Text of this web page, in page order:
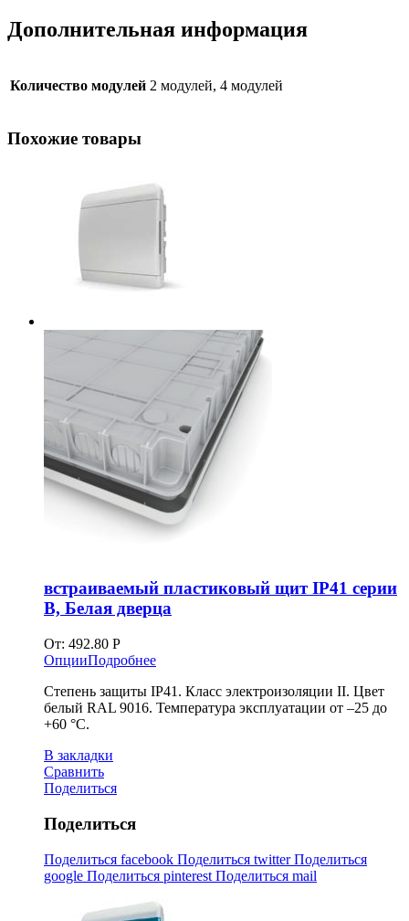
Дополнительная информация
Количество модулей 2 модулей, 4 модулей
Похожие товары
встраиваемый пластиковый щит IP41 серии
B, Белая дверца
От: 492.80 Р
ОпцииПодробнее
Степень защиты IP41. Класс электроизоляции II. Цвет
белый RAL 9016. Температура эксплуатации от –25 до
+60 °С.
В закладки
Сравнить
Поделиться
Поделиться
Поделиться facebook Поделиться twitterПоделиться
google Поделиться pinterest Поделиться mail